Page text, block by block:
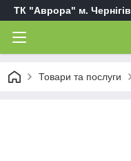
ТК "Аврора" м.
Товари та послуги